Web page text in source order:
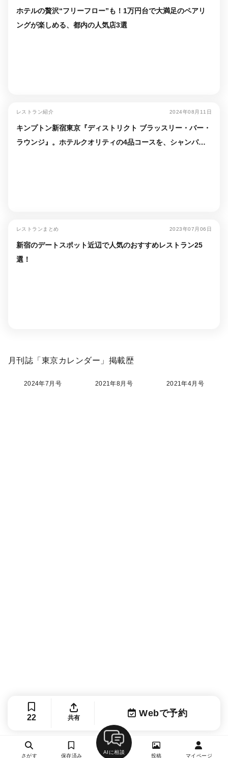
ホテルの贅沢“フリーフロー”も！1万円台で大満足のペアリ
ングが楽しめる、都内の人気店3選
レストラン紹介 2024年08月11日
キンプトン新宿東京『ディストリクト ブラッスリー・バー・
ラウンジ』。ホテルクオリティの4品コースを、シャンパン
レストランまとめ 2023年07月06日
新宿のデートスポット近辺で人気のおすすめレストラン25
選！
月刊誌「東京カレンダー」掲載歴
2024年7月号 2021年8月号 2021年4月号
22 共有 Webで予約
さがす 保存済み
AIに相談
投稿 マイページ